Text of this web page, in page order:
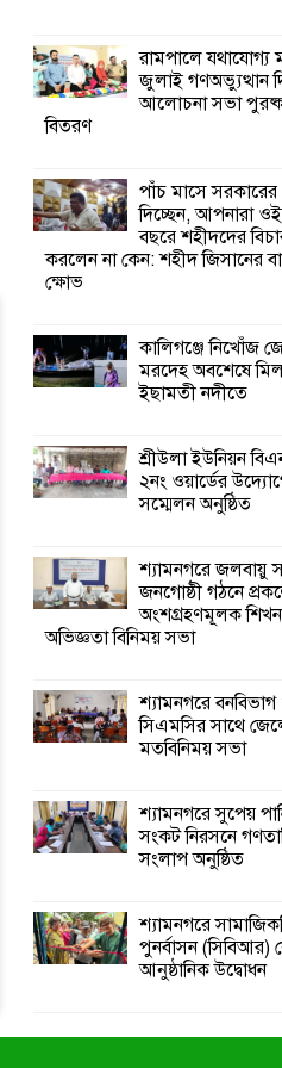
কালিগঞ্জে নিখোঁজ
মরদেহ অবশেষে
ইছামতী নদীতে
২নং ওয়ার্ডের
কর্মী সম্মেলন
শ্যামনগরে জলবায়ু
শিখন ও অভিজ্ঞতা বিনিময় সভা
শ্যামনগরে বনবিভাগ
মতবিনিময় সভা
রামপালে যথাযোগ্য
জুলাই গণঅভ্যুত্থান
আলোচনা সভা
বিতরণ
পাঁচ মাসে
দিচ্ছেন, আপনারা
বছরে শহীদদের
করলেন না কেন: শহীদ জিসানের
ক্ষোভ
কালিগঞ্জে নিখোঁজ
মরদেহ অবশেষে
ইছামতী নদীতে
শ্রীউলা ইউনিয়ন
২নং ওয়ার্ডের
সম্মেলন অনুষ্ঠিত
শ্যামনগরে জলবায়ু
জনগোষ্ঠী গঠনে
অংশগ্রহণমূলক
অভিজ্ঞতা বিনিময় সভা
শ্যামনগরে
সিএমসির সাথে
মতবিনিময় সভা
শ্যামনগরে সুপেয়
সংকট নিরসনে
সংলাপ অনুষ্ঠিত
শ্যামনগরে
পুনর্বাসন (সিবিআর)
আনুষ্ঠানিক উদ্বোধন